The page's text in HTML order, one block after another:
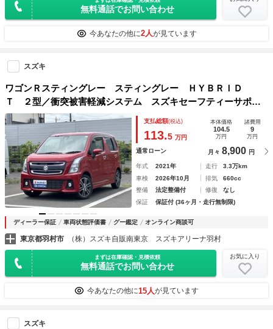
無料通話でお問い合わせ
今あなたの他に2人が見ています
スズキ
ワゴンＲスティングレー スティングレー ＨＹＢＲＩＤ
Ｔ ２型／衝突被害軽減システム スズキセーフティーサポー
ト・オートクルーズコントロール・シートヒーター・アイドリ
ングストップ・アクセサリーソケット・パドルシフト・ＬＥＤ
ヘッドライト・フォグランプ・キーレスプッシュスタート
支払総額(税込)
113.5 万円
本体価格
104.5
万円
諸費用
9
万円
通常ローン 月々 8,900 円
年式 2021年 走行
3.3万km
車検
2026年10月 排気
660cc
整備
法定整備付 修復
なし
保証
保証付 (36ヶ月・走行無制限)
ディーラー保証 車両状態評価書 グー鑑定 オンライン商談可
東京都羽村市 （株）スズキ自販南東京 スズキアリーナ羽村
まずは在庫確認・見積依頼
無料通話でお問い合わせ
お気に入り
今あなたの他に15人が見ています
スズキ